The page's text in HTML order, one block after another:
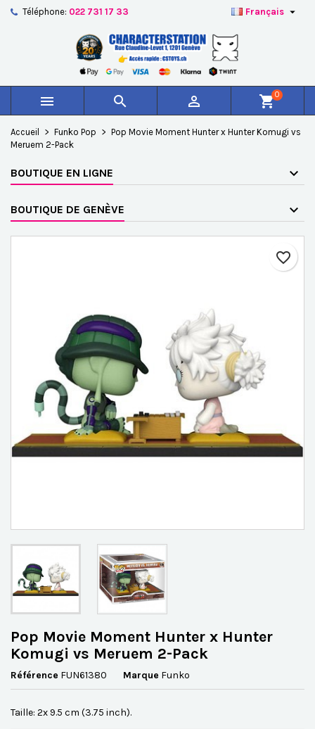
Téléphone: 022 731 17 33 Français 
   shopping_cart0
Accueil Funko Pop
Pop Movie Moment Hunter x Hunter Komugi vs
Meruem 2-Pack
BOUTIQUE EN LIGNE
BOUTIQUE DE GENÈVE
favorite_border
Pop Movie Moment Hunter x Hunter
Komugi vs Meruem 2-Pack
Référence FUN61380 Marque Funko
Taille: 2x 9.5 cm (3.75 inch).
Créer une nouvelle liste
Nom de la liste d'envies
Annuler Créer une liste d'envies
Vous devez être connecté pour ajouter des produits à
votre liste d'envies.